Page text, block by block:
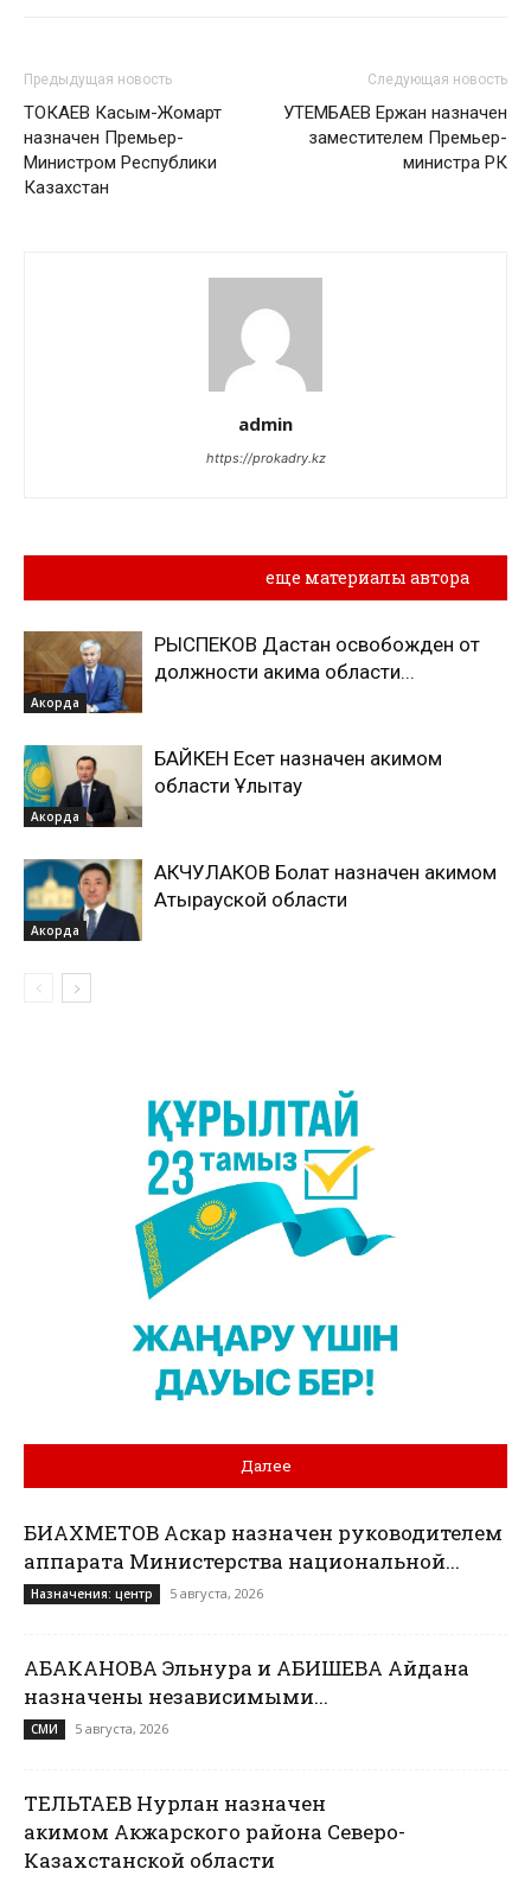
Предыдущая новость
ТОКАЕВ Касым-Жомарт
назначен Премьер-
Министром Республики
Казахстан
Следующая новость
УТЕМБАЕВ Ержан назначен
заместителем Премьер-
министра РК
admin
https://prokadry.kz
еще материалы автора
Акорда
РЫСПЕКОВ Дастан освобожден от
должности акима области...
Акорда
БАЙКЕН Есет назначен акимом
области Ұлытау
Акорда
АКЧУЛАКОВ Болат назначен акимом
Атырауской области
Далее
БИАХМЕТОВ Аскар назначен руководителем
аппарата Министерства национальной...
Назначения: центр 5 августа, 2026
АБАКАНОВА Эльнура и АБИШЕВА Айдана
назначены независимыми...
СМИ 5 августа, 2026
ТЕЛЬТАЕВ Нурлан назначен
акимом Акжарского района Северо-
Казахстанской области